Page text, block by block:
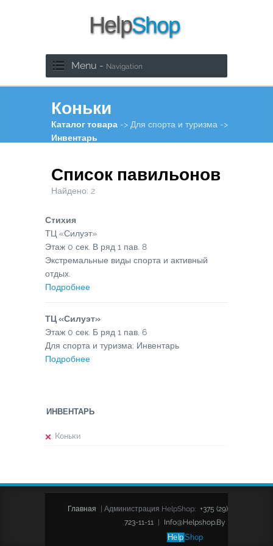
Menu - Navigation
Коньки
Каталог товара -> Для спорта и туризма ->
Инвентарь
Список павильонов
Найдено: 2
Стихия
ТЦ «Силуэт»
Этаж 0 сек. В ряд 1 пав. 8
Экстремальные виды спорта и активный
отдых.
Подробнее
ТЦ «Силуэт»
Этаж 0 сек. Б ряд 1 пав. 6
Для спорта и туризма: Инвентарь
Подробнее
ИНВЕНТАРЬ
Коньки
Главная | Администрация HelpShop: +375 (29)
723-11-11
| Info@helpshop.by